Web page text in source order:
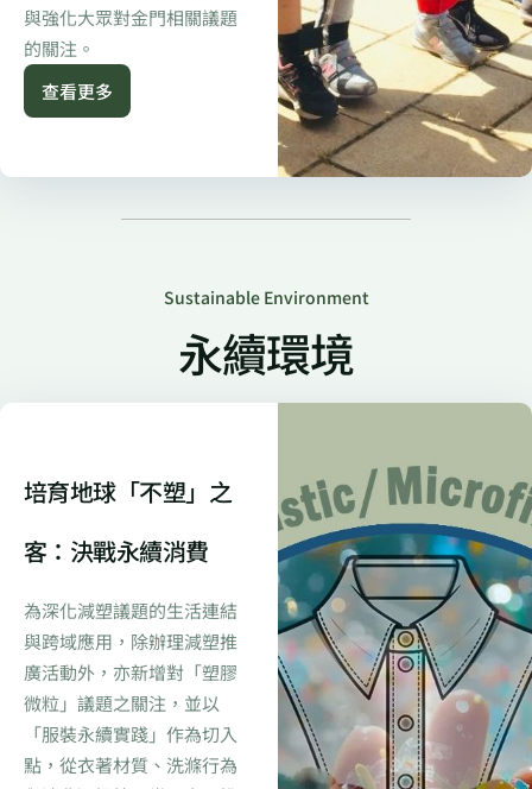
與強化大眾對金門相關議題
的關注。
查看更多
Sustainable Environment
永續環境
培育地球「不塑」之
客：決戰永續消費
為深化減塑議題的生活連結
與跨域應用，除辦理減塑推
廣活動外，亦新增對「塑膠
微粒」議題之關注，並以
「服裝永續實踐」作為切入
點，從衣著材質、洗滌行為